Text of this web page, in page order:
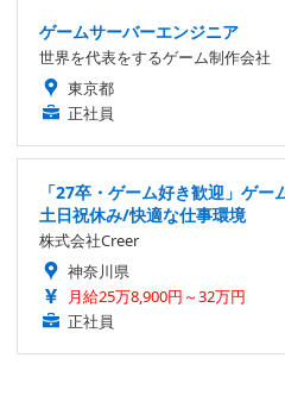
ゲームサーバーエンジニア
世界を代表をするゲーム制作会社
東京都
正社員
「27卒・ゲーム好き歓迎」ゲ
土日祝休み/快適な仕事環境
株式会社Creer
神奈川県
月給25万8,900円～32万円
正社員